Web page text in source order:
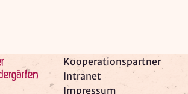
Zur Startseite
Kooperationspartner
Intranet
Impressum